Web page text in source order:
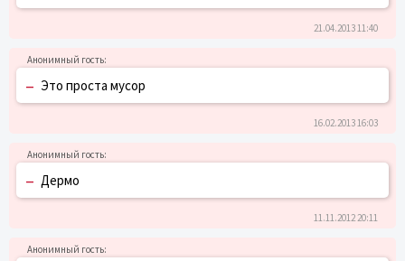
21.04.2013 11:40
– Это проста мусор
16.02.2013 16:03
– Дермо
11.11.2012 20:11